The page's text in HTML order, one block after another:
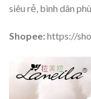
siêu rẻ, bình dân
Shopee:https://